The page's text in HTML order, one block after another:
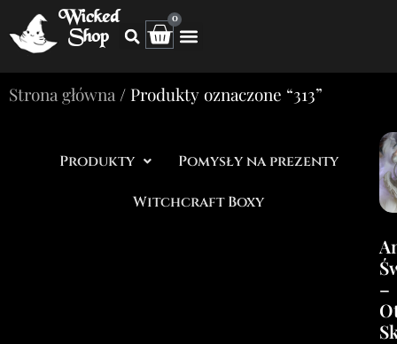
Wicked
Shop
0
Strona główna / Produkty oznaczone “313”
Produkty Pomysły na prezenty
Witchcraft Boxy
–